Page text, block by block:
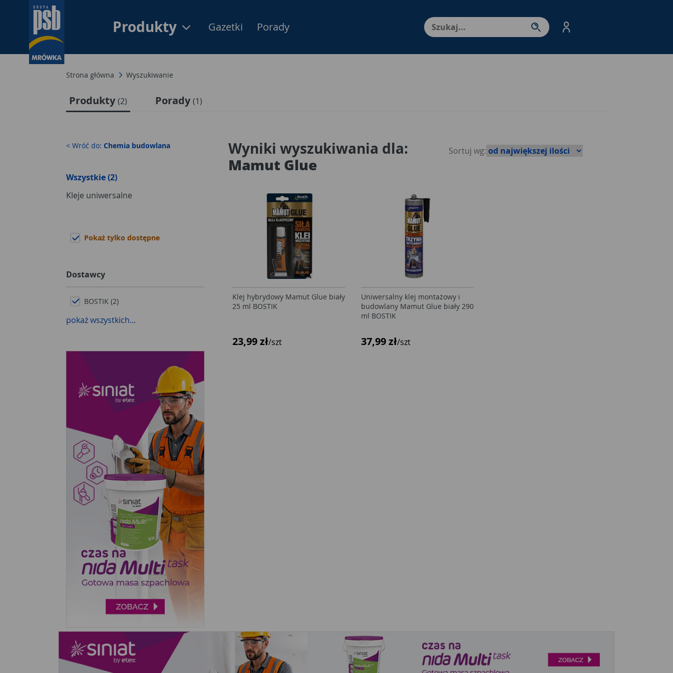
Produkty Menu Produktów, nawigacja: Enter - przejdź do strony produktów. Spacja – otwórz/
Gazetki Porady
Strona główna Wyszukiwanie
Produkty (2) Porady (1)
< Wróć do: Chemia budowlana
Wszystkie (2)
Kleje uniwersalne
Pokaż tylko dostępne
Dostawcy
BOSTIK (2)
pokaż wszystkich...
Wyniki wyszukiwania dla:
Mamut Glue
Sortuj wg:
Klej hybrydowy Mamut Glue biały
25 ml BOSTIK
23,99 zł/szt
Uniwersalny klej montażowy i
budowlany Mamut Glue biały 290
ml BOSTIK
37,99 zł/szt